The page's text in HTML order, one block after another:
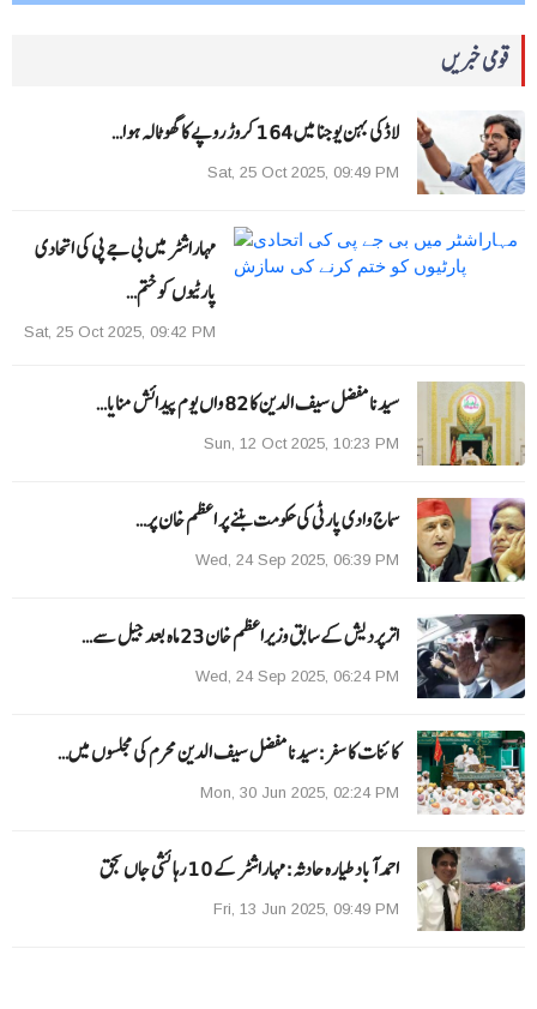
قومی خبریں
لاڈکی بہن یوجنا میں 164 کروڑ روپے کا گھوٹالہ ہوا…
Sat, 25 Oct 2025, 09:49 PM
مہاراشٹر میں بی جے پی کی اتحادی
پارٹیوں کو ختم…
Sat, 25 Oct 2025, 09:42 PM
سیدنا مفضل سیف الدین کا 82 واں یوم پیدائش منایا…
Sun, 12 Oct 2025, 10:23 PM
سماج وادی پارٹی کی حکومت بننے پر اعظم خان پر…
Wed, 24 Sep 2025, 06:39 PM
اترپردیش کے سابق وزیراعظم خان 23 ماہ بعد جیل سے…
Wed, 24 Sep 2025, 06:24 PM
کائنات کا سفر:سیدنا مفضل سیف الدین محرم کی مجلسوں میں…
Mon, 30 Jun 2025, 02:24 PM
احمد آباد طیارہ حادثہ :مہاراشٹر کے 10 رہائشی جاں بحق
Fri, 13 Jun 2025, 09:49 PM